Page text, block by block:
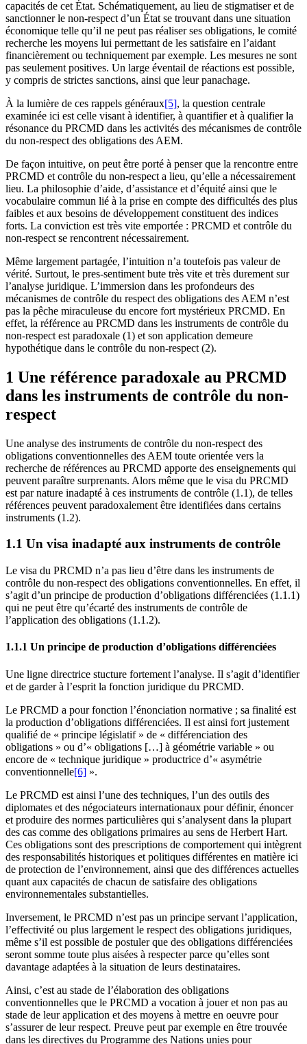
capacités de cet État. Schématiquement, au lieu de stigmatiser et de
sanctionner le non-respect d’un État se trouvant dans une situation
économique telle qu’il ne peut pas réaliser ses obligations, le comité
recherche les moyens lui permettant de les satisfaire en l’aidant
financièrement ou techniquement par exemple. Les mesures ne sont
pas seulement positives. Un large éventail de réactions est possible,
y compris de strictes sanctions, ainsi que leur panachage.
À la lumière de ces rappels généraux[5], la question centrale
examinée ici est celle visant à identifier, à quantifier et à qualifier la
résonance du PRCMD dans les activités des mécanismes de contrôle
du non-respect des obligations des AEM.
De façon intuitive, on peut être porté à penser que la rencontre entre
PRCMD et contrôle du non-respect a lieu, qu’elle a nécessairement
lieu. La philosophie d’aide, d’assistance et d’équité ainsi que le
vocabulaire commun lié à la prise en compte des difficultés des plus
faibles et aux besoins de développement constituent des indices
forts. La conviction est très vite emportée : PRCMD et contrôle du
non-respect se rencontrent nécessairement.
Même largement partagée, l’intuition n’a toutefois pas valeur de
vérité. Surtout, le pres-sentiment bute très vite et très durement sur
l’analyse juridique. L’immersion dans les profondeurs des
mécanismes de contrôle du respect des obligations des AEM n’est
pas la pêche miraculeuse du encore fort mystérieux PRCMD. En
effet, la référence au PRCMD dans les instruments de contrôle du
non-respect est paradoxale (1) et son application demeure
hypothétique dans le contrôle du non-respect (2).
1 Une référence paradoxale au PRCMD
dans les instruments de contrôle du non-
respect
Une analyse des instruments de contrôle du non-respect des
obligations conventionnelles des AEM toute orientée vers la
recherche de références au PRCMD apporte des enseignements qui
peuvent paraître surprenants. Alors même que le visa du PRCMD
est par nature inadapté à ces instruments de contrôle (1.1), de telles
références peuvent paradoxalement être identifiées dans certains
instruments (1.2).
1.1 Un visa inadapté aux instruments de contrôle
Le visa du PRCMD n’a pas lieu d’être dans les instruments de
contrôle du non-respect des obligations conventionnelles. En effet, il
s’agit d’un principe de production d’obligations différenciées (1.1.1)
qui ne peut être qu’écarté des instruments de contrôle de
l’application des obligations (1.1.2).
1.1.1 Un principe de production d’obligations différenciées
Une ligne directrice stucture fortement l’analyse. Il s’agit d’identifier
et de garder à l’esprit la fonction juridique du PRCMD.
Le PRCMD a pour fonction l’énonciation normative ; sa finalité est
la production d’obligations différenciées. Il est ainsi fort justement
qualifié de « principe législatif » de « différenciation des
obligations » ou d’« obligations […] à géométrie variable » ou
encore de « technique juridique » productrice d’« asymétrie
conventionnelle[6] ».
Le PRCMD est ainsi l’une des techniques, l’un des outils des
diplomates et des négociateurs internationaux pour définir, énoncer
et produire des normes particulières qui s’analysent dans la plupart
des cas comme des obligations primaires au sens de Herbert Hart.
Ces obligations sont des prescriptions de comportement qui intègrent
des responsabilités historiques et politiques différentes en matière ici
de protection de l’environnement, ainsi que des différences actuelles
quant aux capacités de chacun de satisfaire des obligations
environnementales substantielles.
Inversement, le PRCMD n’est pas un principe servant l’application,
l’effectivité ou plus largement le respect des obligations juridiques,
même s’il est possible de postuler que des obligations différenciées
seront somme toute plus aisées à respecter parce qu’elles sont
davantage adaptées à la situation de leurs destinataires.
Ainsi, c’est au stade de l’élaboration des obligations
conventionnelles que le PRCMD a vocation à jouer et non pas au
stade de leur application et des moyens à mettre en oeuvre pour
s’assurer de leur respect. Preuve peut par exemple en être trouvée
dans les directives du Programme des Nations unies pour